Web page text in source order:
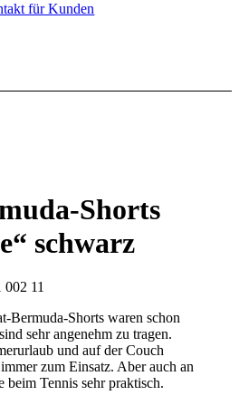
für Kunden
Shorts
schwarz
11
Bermuda-Shorts waren schon
sehr angenehm zu tragen.
und auf der Couch
zum Einsatz. Aber auch an
beim Tennis sehr praktisch.